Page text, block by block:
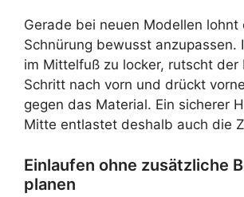
Gerade bei neuen Modellen lohnt
Schnürung bewusst anzupassen.
im Mittelfuß zu locker, rutscht der
Schritt nach vorn und drückt
gegen das Material. Ein sicherer
Mitte entlastet deshalb auch die
Einlaufen ohne zusätzliche
planen